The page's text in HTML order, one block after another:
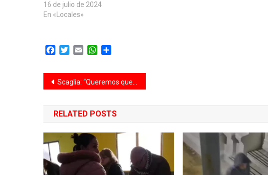
Iturraspe 4500, en barrio Barranquitas.
Se trata de una primera etapa de
16 de julio de 2024
En «Locales»
Facebook
TwitterEmail WhatsApp
Navegación
de
entradas
Scaglia: “Queremos que todos los chicos y chicas disfruten de una propuesta recreativa y educativa”
RELATED POSTS